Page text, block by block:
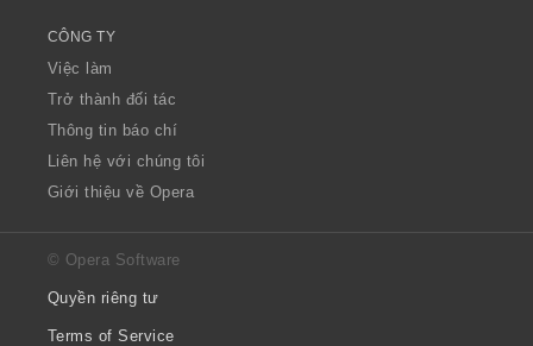
CÔNG TY
Việc làm
Trở thành đối tác
Thông tin báo chí
Liên hệ với chúng tôi
Giới thiệu về Opera
© Opera Software
Quyền riêng tư
Terms of Service